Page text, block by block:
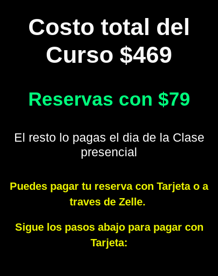
Costo total del
Curso $469
Reservas con $79
El resto lo pagas el dia de la Clase
presencial
Puedes pagar tu reserva con Tarjeta o a
traves de Zelle.
Sigue los pasos abajo para pagar con
Tarjeta: